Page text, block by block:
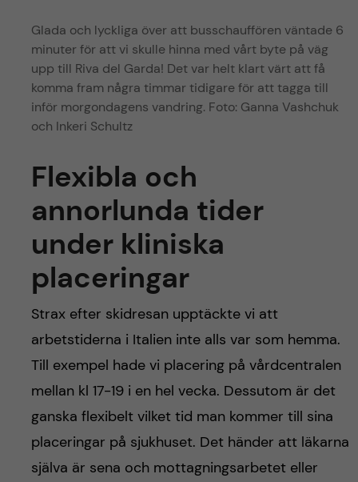
Glada och lyckliga över att busschauffören väntade 6
minuter för att vi skulle hinna med vårt byte på väg
upp till Riva del Garda! Det var helt klart värt att få
komma fram några timmar tidigare för att tagga till
inför morgondagens vandring. Foto: Ganna Vashchuk
och Inkeri Schultz
Flexibla och
annorlunda tider
under kliniska
placeringar
Strax efter skidresan upptäckte vi att
arbetstiderna i Italien inte alls var som hemma.
Till exempel hade vi placering på vårdcentralen
mellan kl 17-19 i en hel vecka. Dessutom är det
ganska flexibelt vilket tid man kommer till sina
placeringar på sjukhuset. Det händer att läkarna
själva är sena och mottagningsarbetet eller